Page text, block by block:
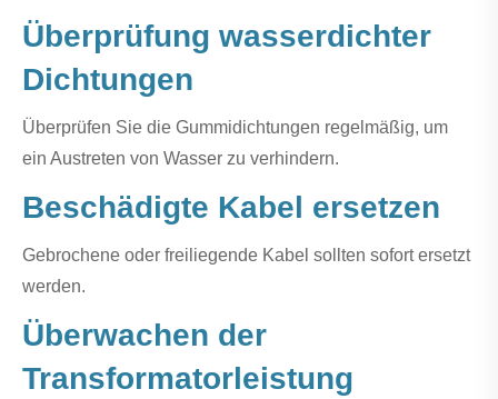
Überprüfung wasserdichter
Dichtungen
Überprüfen Sie die Gummidichtungen regelmäßig, um
ein Austreten von Wasser zu verhindern.
Beschädigte Kabel ersetzen
Gebrochene oder freiliegende Kabel sollten sofort ersetzt
werden.
Überwachen der
Transformatorleistung